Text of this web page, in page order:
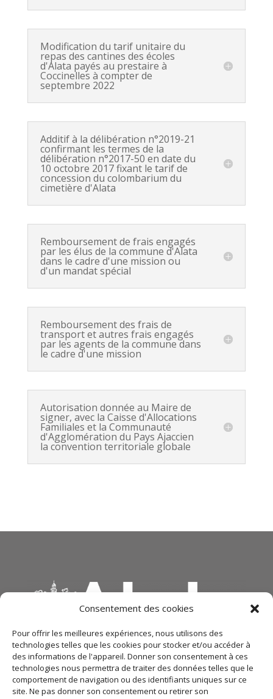
Consentement des cookies
Pour offrir les meilleures expériences, nous utilisons des
technologies telles que les cookies pour stocker et/ou accéder à
des informations de l'appareil. Donner son consentement à ces
technologies nous permettra de traiter des données telles que le
comportement de navigation ou des identifiants uniques sur ce
site. Ne pas donner son consentement ou retirer son
Modification du tarif unitaire du
repas des cantines des écoles
d'Alata payés au prestaire à
Coccinelles à compter de
septembre 2022
Additif à la délibération n°2019-21
confirmant les termes de la
délibération n°2017-50 en date du
10 octobre 2017 fixant le tarif de
concession du colombarium du
cimetière d'Alata
Remboursement de frais engagés
par les élus de la commune d'Alata
dans le cadre d'une mission ou
d'un mandat spécial
Remboursement des frais de
transport et autres frais engagés
par les agents de la commune dans
le cadre d'une mission
Autorisation donnée au Maire de
signer, avec la Caisse d'Allocations
Familiales et la Communauté
d'Agglomération du Pays Ajaccien
la convention territoriale globale